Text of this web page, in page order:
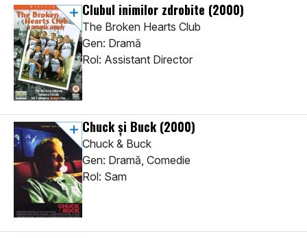
Clubul inimilor zdrobite (2000)
The Broken Hearts Club
Gen: Dramă
Rol: Assistant Director
Chuck și Buck (2000)
Chuck & Buck
Gen: Dramă, Comedie
Rol: Sam